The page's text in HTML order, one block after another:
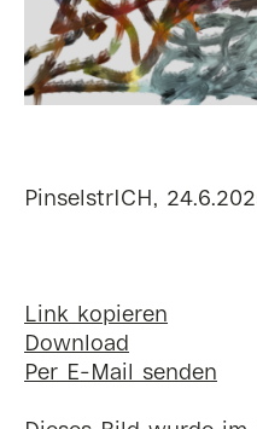
PinselstrICH,
Link kopieren
Download
Per E-Mail senden